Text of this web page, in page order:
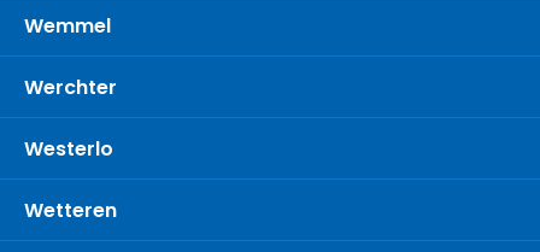
Wemmel
Werchter
Westerlo
Wetteren